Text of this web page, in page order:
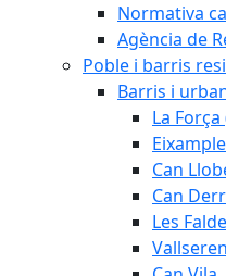
Normativa
Agència de
Poble i barris
Barris i
La
Can
Can
Les